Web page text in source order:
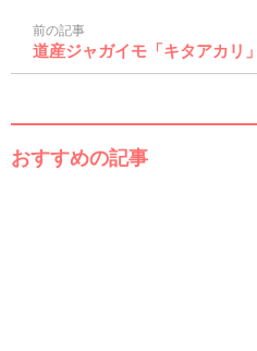
前の記事
道産ジャガイモ「キタアカリ
おすすめの記事